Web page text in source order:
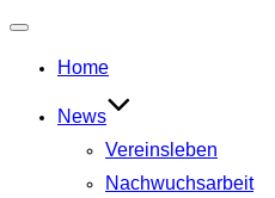
umschalten
Home
News
Vereinsleben
Nachwuchsarbeit